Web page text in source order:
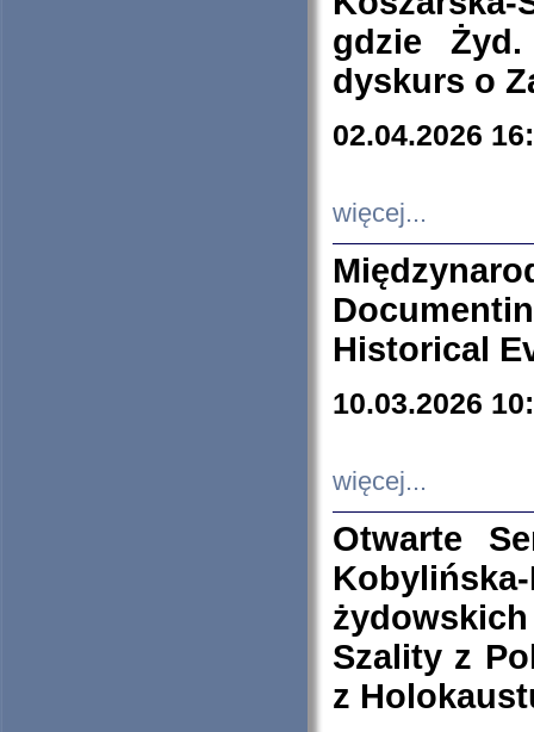
gdzie
dyskurs o
02.04.2026
więcej...
Historical
10.03.2026
więcej...
Otwarte
Szality z
z